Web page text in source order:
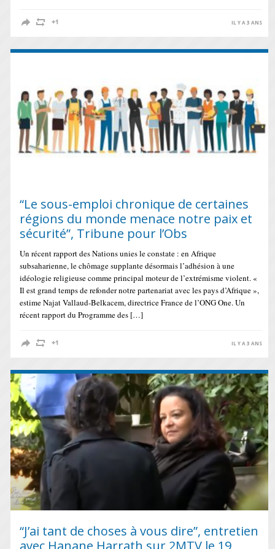
IL Y A 3 ANS
“Le sous-emploi chronique de certaines
régions du monde menace notre paix et
sécurité”, Tribune pour l’Obs
Un récent rapport des Nations unies le constate : en Afrique
subsaharienne, le chômage supplante désormais l’adhésion à une
idéologie religieuse comme principal moteur de l’extrémisme violent. «
Il est grand temps de refonder notre partenariat avec les pays d’Afrique »,
estime Najat Vallaud-Belkacem, directrice France de l’ONG One. Un
récent rapport du Programme des […]
IL Y A 3 ANS
“J’ai tant de choses à vous dire”, entretien